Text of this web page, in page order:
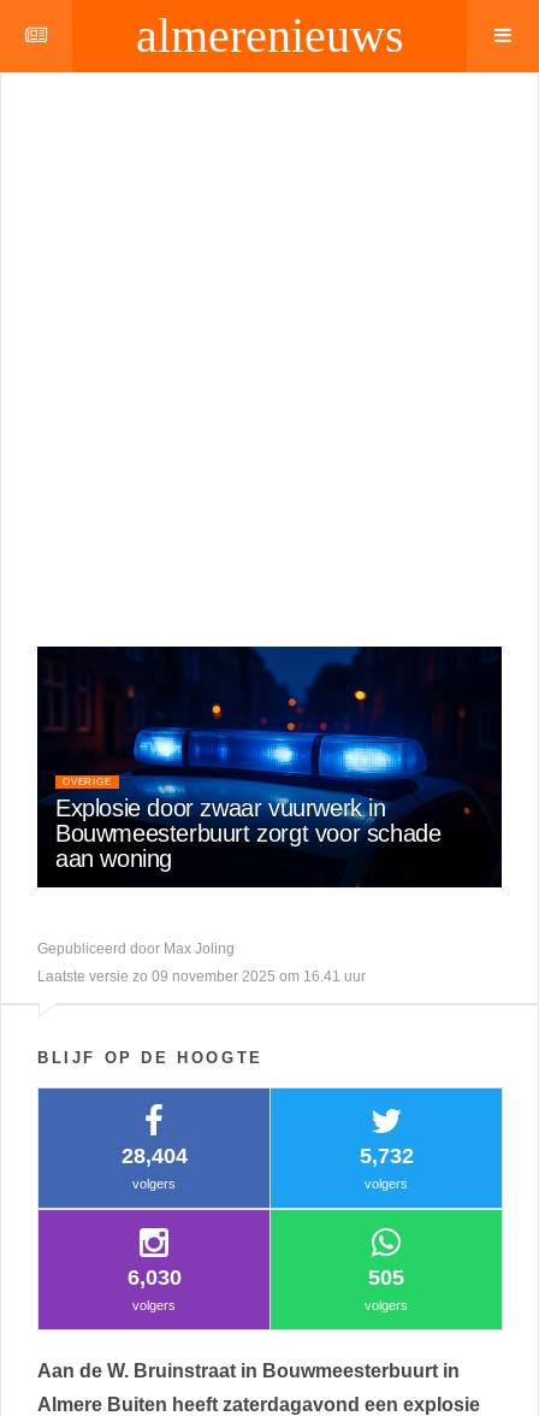
almerenieuws
OVERIGE
Explosie door zwaar vuurwerk in
Bouwmeesterbuurt zorgt voor schade
aan woning
Gepubliceerd door Max Joling
Laatste versie zo 09 november 2025 om 16.41 uur
BLIJF OP DE HOOGTE
28,404
volgers
5,732
volgers
6,030
volgers
505
volgers
Aan de W. Bruinstraat in Bouwmeesterbuurt in
Almere Buiten heeft zaterdagavond een explosie